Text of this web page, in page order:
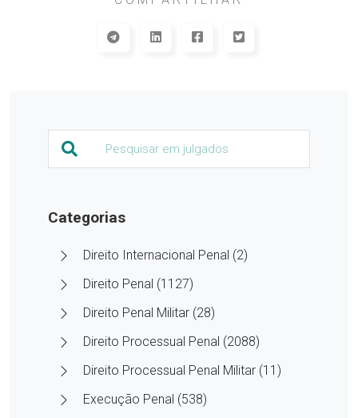
Categorias
Direito Internacional Penal (2)
Direito Penal (1127)
Direito Penal Militar (28)
Direito Processual Penal (2088)
Direito Processual Penal Militar (11)
Execução Penal (538)